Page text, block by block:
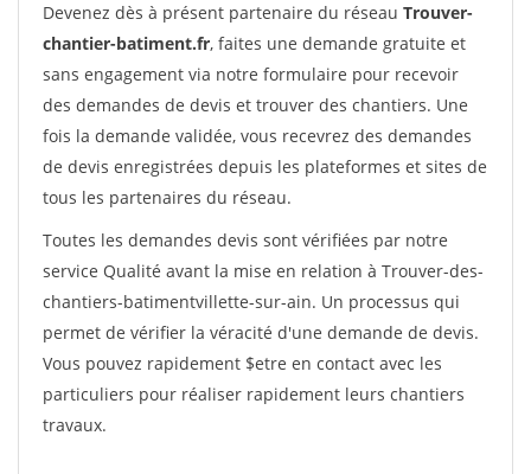
Devenez dès à présent partenaire du réseau Trouver-
chantier-batiment.fr, faites une demande gratuite et
sans engagement via notre formulaire pour recevoir
des demandes de devis et trouver des chantiers. Une
fois la demande validée, vous recevrez des demandes
de devis enregistrées depuis les plateformes et sites de
tous les partenaires du réseau.
Toutes les demandes devis sont vérifiées par notre
service Qualité avant la mise en relation à Trouver-des-
chantiers-batimentvillette-sur-ain. Un processus qui
permet de vérifier la véracité d'une demande de devis.
Vous pouvez rapidement $etre en contact avec les
particuliers pour réaliser rapidement leurs chantiers
travaux.